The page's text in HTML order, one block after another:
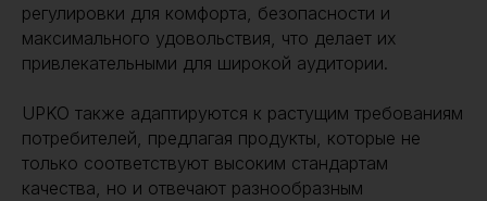
регулировки для комфорта, безопасности и
максимального удовольствия, что делает их
привлекательными для широкой аудитории.
UPKO также адаптируются к растущим требованиям
потребителей, предлагая продукты, которые не
только соответствуют высоким стандартам
качества, но и отвечают разнообразным